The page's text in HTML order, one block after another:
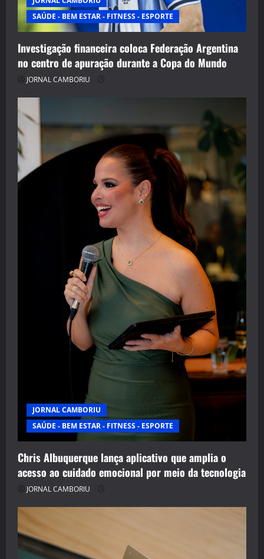
SAÚDE - BEM ESTAR - FITNESS - ESPORTE
Investigação financeira coloca Federação Argentina
no centro de apuração durante a Copa do Mundo
JORNAL CAMBORIU
JORNAL CAMBORIU
SAÚDE - BEM ESTAR - FITNESS - ESPORTE
Chris Albuquerque lança aplicativo que amplia o
acesso ao cuidado emocional por meio da tecnologia
JORNAL CAMBORIU